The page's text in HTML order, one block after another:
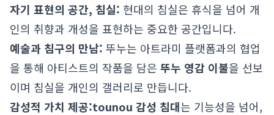
자기 표현의 공간, 침실: 현대의 침실은 휴식을 넘어 개
인의 취향과 개성을 표현하는 중요한 공간입니다.
예술과 침구의 만남: 뚜누는 아트라미 플랫폼과의 협업
을 통해 아티스트의 작품을 담은 뚜누 영감 이불을 선보
이며 침실을 개인의 갤러리로 만듭니다.
감성적 가치 제공:tounou 감성 침대는 기능성을 넘어,